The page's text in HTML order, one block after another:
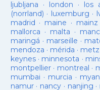
ljubljana · london · los
(norrland) · luxemburg ·
madrid · maine · mainz
mallorca · malta ·
maringá · marseille ·
mendoza · mérida · metz
keynes· minnesota ·
montpellier· montreal ·
mumbai · murcia ·
namur· nancy · nanjing ·